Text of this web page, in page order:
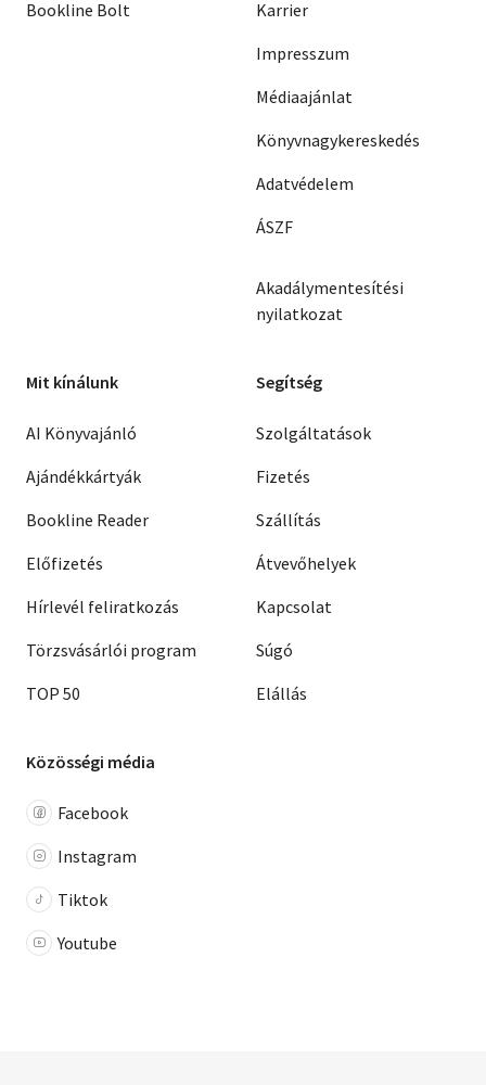
Bookline Bolt
Karrier
Impresszum
Médiaajánlat
Könyvnagykereskedés
Adatvédelem
ÁSZF
Akadálymentesítési
nyilatkozat
Mit kínálunk
AI Könyvajánló
Ajándékkártyák
Bookline Reader
Előfizetés
Hírlevél feliratkozás
Törzsvásárlói program
TOP 50
Segítség
Szolgáltatások
Fizetés
Szállítás
Átvevőhelyek
Kapcsolat
Súgó
Elállás
Közösségi média
Facebook
Instagram
Tiktok
Youtube